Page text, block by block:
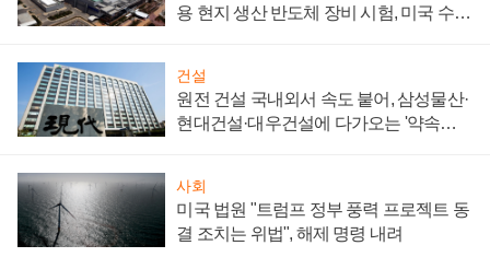
용 현지 생산 반도체 장비 시험, 미국 수출
건설
원전 건설 국내외서 속도 붙어, 삼성물산·
현대건설·대우건설에 다가오는 '약속의
사회
미국 법원 "트럼프 정부 풍력 프로젝트 동
결 조치는 위법", 해제 명령 내려